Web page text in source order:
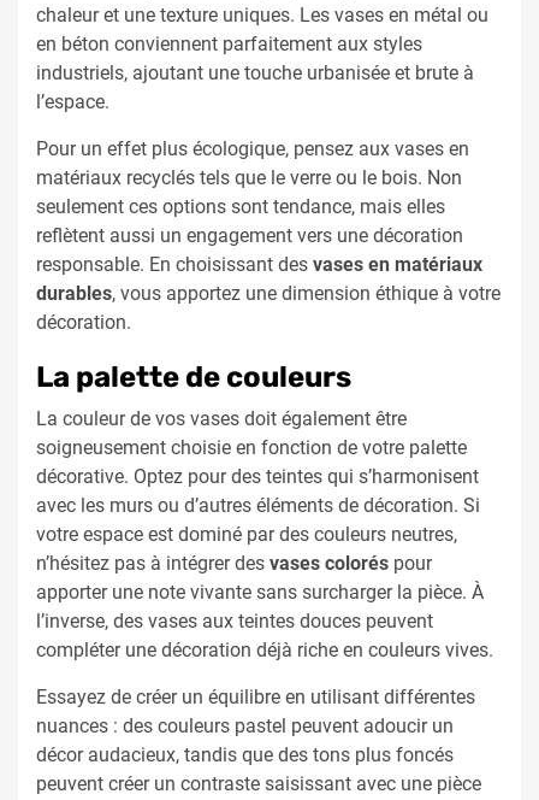
chaleur et une texture uniques. Les vases en métal ou
en béton conviennent parfaitement aux styles
industriels, ajoutant une touche urbanisée et brute à
l’espace.
Pour un effet plus écologique, pensez aux vases en
matériaux recyclés tels que le verre ou le bois. Non
seulement ces options sont tendance, mais elles
reflètent aussi un engagement vers une décoration
responsable. En choisissant des vases en matériaux
durables, vous apportez une dimension éthique à votre
décoration.
La palette de couleurs
La couleur de vos vases doit également être
soigneusement choisie en fonction de votre palette
décorative. Optez pour des teintes qui s’harmonisent
avec les murs ou d’autres éléments de décoration. Si
votre espace est dominé par des couleurs neutres,
n’hésitez pas à intégrer des vases colorés pour
apporter une note vivante sans surcharger la pièce. À
l’inverse, des vases aux teintes douces peuvent
compléter une décoration déjà riche en couleurs vives.
Essayez de créer un équilibre en utilisant différentes
nuances : des couleurs pastel peuvent adoucir un
décor audacieux, tandis que des tons plus foncés
peuvent créer un contraste saisissant avec une pièce